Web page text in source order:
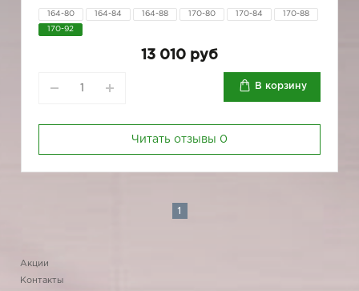
164-80 164-84 164-88 170-80 170-84 170-88
170-92
13 010 руб
В корзину
Читать отзывы 0
1
Акции
Контакты